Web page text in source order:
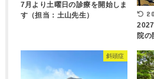
7月より土曜日の診療を開始しま
す（担当：土山先生）
院の
斜頭症